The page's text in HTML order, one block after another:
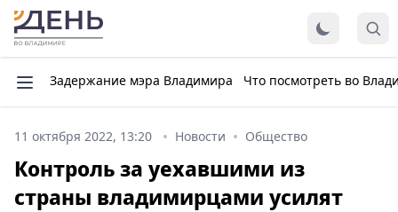
Задержание мэра Владимира Что посмотреть во
11 октября 2022, 13:20 Новости Общество
Контроль за уехавшими из
страны владимирцами усилят